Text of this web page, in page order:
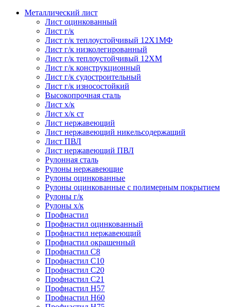
Металлический лист
Лист оцинкованный
Лист г/к
Лист г/к теплоустойчивый 12Х1МФ
Лист г/к низколегированный
Лист г/к теплоустойчивый 12ХМ
Лист г/к конструкционный
Лист г/к судостроительный
Лист г/к износостойкий
Высокопрочная сталь
Лист х/к
Лист х/к ст
Лист нержавеющий
Лист нержавеющий никельсодержащий
Лист ПВЛ
Лист нержавеющий ПВЛ
Рулонная сталь
Рулоны нержавеющие
Рулоны оцинкованные
Рулоны оцинкованные с полимерным покрытием
Рулоны г/к
Рулоны х/к
Профнастил
Профнастил оцинкованный
Профнастил нержавеющий
Профнастил окрашенный
Профнастил С8
Профнастил С10
Профнастил С20
Профнастил С21
Профнастил Н57
Профнастил Н60